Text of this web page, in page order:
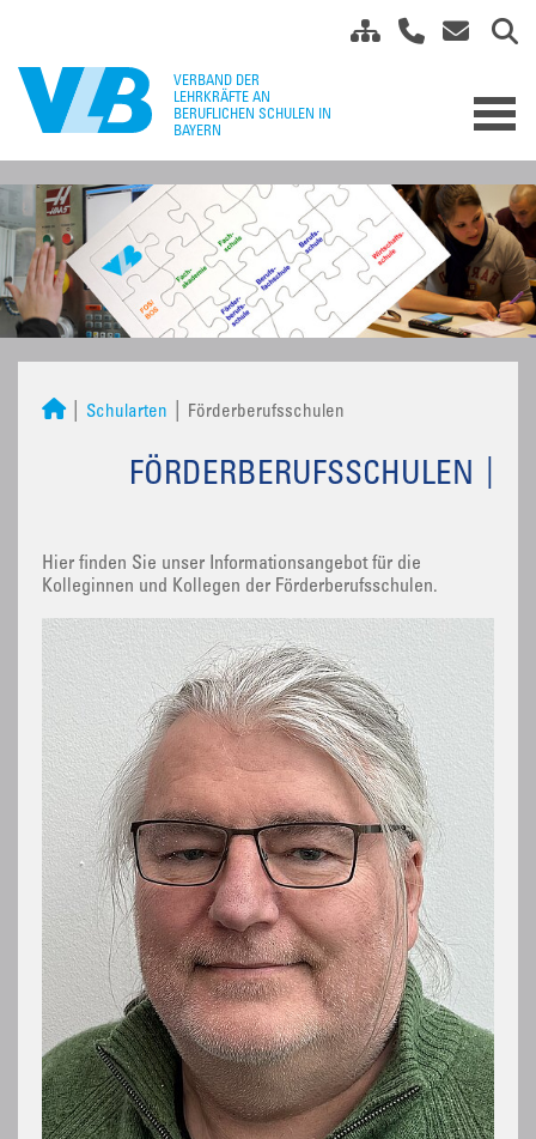
Schularten Förderberufsschulen
FÖRDERBERUFSSCHULEN
Hier finden Sie unser Informationsangebot für die
Kolleginnen und Kollegen der Förderberufsschulen.